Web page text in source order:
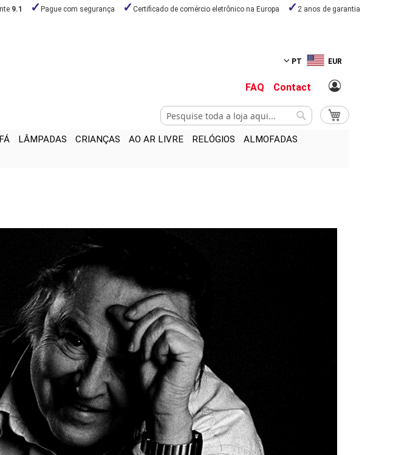
9.1 Pague com segurança Certificado de comércio eletrônico na Europa 2 anos de garantia
PT EUR
FAQ Contact
O Meu Carrinho
Pesquisa
LÂMPADAS CRIANÇAS AO AR LIVRE RELÓGIOS
ALMOFADAS